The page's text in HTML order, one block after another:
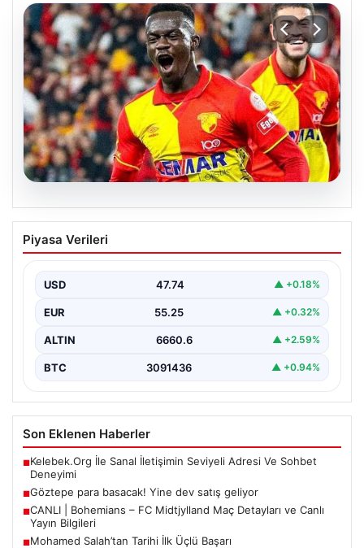
Göztepe para basacak! Yine dev satış
geliyor
Piyasa Verileri
USD 47.74 ▲ +0.18%
EUR 55.25 ▲ +0.32%
ALTIN 6660.6 ▲ +2.59%
BTC 3091436 ▲ +0.94%
Son Eklenen Haberler
■Kelebek.Org İle Sanal İletişimin Seviyeli Adresi Ve Sohbet
Deneyimi
■Göztepe para basacak! Yine dev satış geliyor
■CANLI | Bohemians – FC Midtjylland Maç Detayları ve Canlı
Yayın Bilgileri
■Mohamed Salah’tan Tarihi İlk Üçlü Başarı